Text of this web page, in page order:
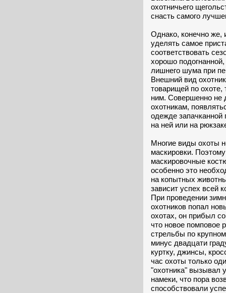
охотничьего
снасть самого
Однако, конечно же,
уделять самое
соответствовать
хорошо
лишнего шума при
Внешний вид
товарищей по охоте,
ним. Совершенно не
охотникам,
одежде запачканной
на ней или на
Многие виды охоты
маскировки.
маскировочные
особенно это
на копытных
зависит успех всей
При проведении
охотников попал
охотах, он прибыл
что новое помповое
стрельбы по
минус двадцати
куртку, джинсы,
час охоты только
"охотника" вызывал
намеки, что пора
способствовали